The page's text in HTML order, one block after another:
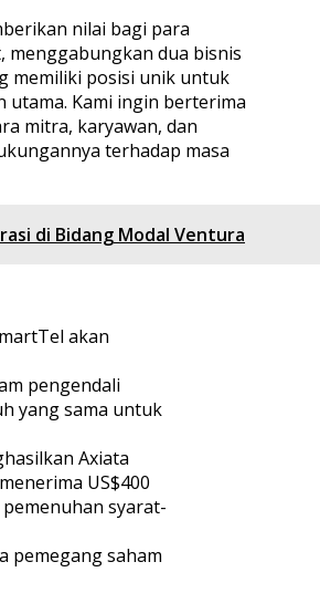
nilai bagi para
menggabungkan dua bisnis
memiliki posisi unik untuk
Kami ingin berterima
mitra, karyawan, dan
terhadap masa
di Bidang Modal Ventura
akan
pengendali
yang sama untuk
Axiata
US$400
syarat-
pemegang saham